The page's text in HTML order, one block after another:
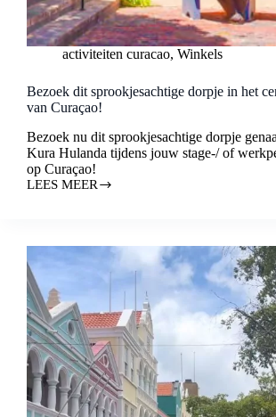
activiteiten curacao, Winkels
Bezoek dit sprookjesachtige dorpje in het
van Curaçao!
Bezoek nu dit sprookjesachtige dorpje
Kura Hulanda tijdens jouw stage-/ of
op Curaçao!
LEES MEER
BEZOEK
HET
CENTRUM
VAN
CURAÇAO!